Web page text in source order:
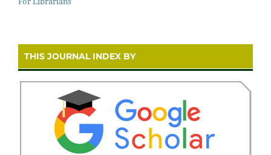
THIS JOURNAL INDEX BY